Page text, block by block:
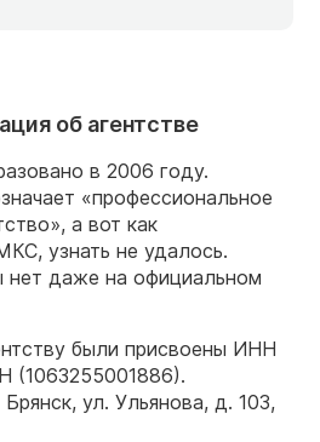
об агентстве
в 2006 году.
«профессиональное
а вот как
узнать не удалось.
нет даже на официальном
были присвоены ИНН
(1063255001886).
ул. Ульянова, д. 103,